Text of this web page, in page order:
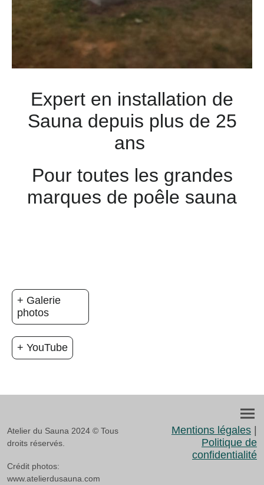
Expert en installation de
Sauna depuis plus de 25
ans
Pour toutes les grandes
marques de poêle sauna
+ Galerie
photos
+ YouTube
Atelier du Sauna 2024 © Tous
droits réservés.
Crédit photos:
www.atelierdusauna.com
Mentions légales
Politique de
confidentialité